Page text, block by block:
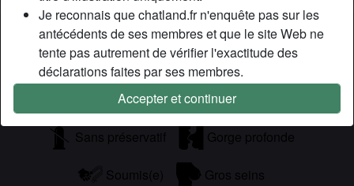
Je reconnais que chatland.fr n'enquête pas sur les
antécédents de ses membres et que le site Web ne
tente pas autrement de vérifier l'exactitude des
déclarations faites par ses membres.
Accepter et continuer
Tags
Fellation Regarder du porno
Jouets sexuels Lingerie
Sans préservatif Gorge profonde
Soumis(e) Gros seins